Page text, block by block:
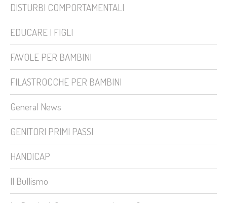
DISTURBI COMPORTAMENTALI
EDUCARE I FIGLI
FAVOLE PER BAMBINI
FILASTROCCHE PER BAMBINI
General News
GENITORI PRIMI PASSI
HANDICAP
Il Bullismo